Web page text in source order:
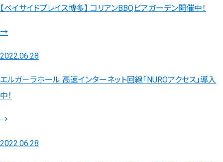
【ベイサイドプレイス博多】 コリアンBBQビアガーデン開催中！
→
2022.06.28
エルガ－ラホール 高速インターネット回線「NUROアクセス」導入
中！
→
2022.06.28